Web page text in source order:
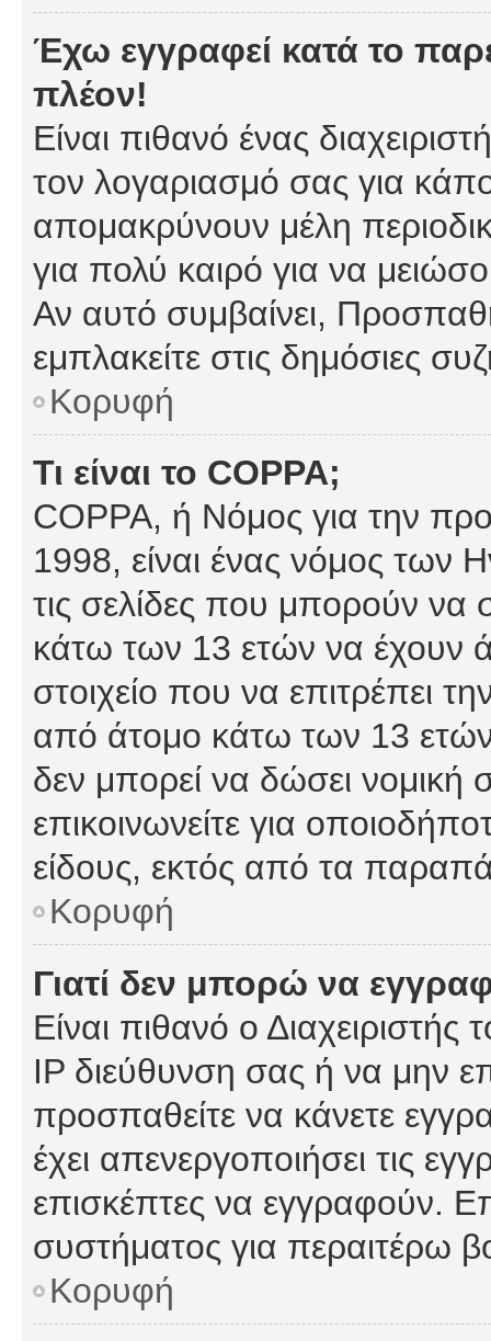
Έχω εγγραφεί κατά το
πλέον!
Είναι πιθανό ένας
τον λογαριασμό σας για
απομακρύνουν μέλη
για πολύ καιρό για να
Αν αυτό συμβαίνει,
εμπλακείτε στις δημόσιες
Κορυφή
Τι είναι το COPPA;
COPPA, ή Νόμος για την
1998, είναι ένας νόμος των
τις σελίδες που μπορούν να
κάτω των 13 ετών να έχουν
στοιχείο που να επιτρέπει
από άτομο κάτω των 13
δεν μπορεί να δώσει νομική
επικοινωνείτε για
είδους, εκτός από τα
Κορυφή
Γιατί δεν μπορώ να
Είναι πιθανό ο
IP διεύθυνση σας ή να μην
προσπαθείτε να κάνετε
έχει απενεργοποιήσει τις
επισκέπτες να εγγραφούν.
συστήματος για περαιτέρω
Κορυφή